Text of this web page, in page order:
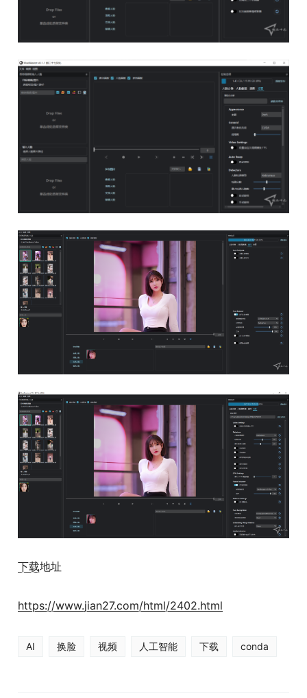
下载地址
https://www.jian27.com/html/2402.html
AI 换脸 视频 人工智能 下载 conda